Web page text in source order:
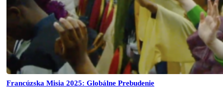
Francúzska Misia 2025: Globálne Prebudenie